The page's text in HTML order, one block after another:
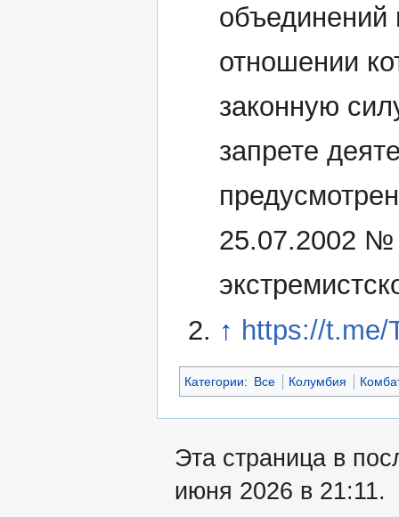
объединений
отношении
законную
запрете
25.07.2002 №
↑ https://t.me/
Категории: Все Колумбия
Эта страница в
июня 2026 в 21:11.